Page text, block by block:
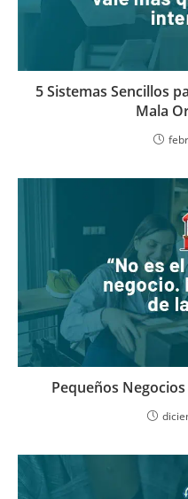
5 Sistemas Sencillos
Mala
Pequeños